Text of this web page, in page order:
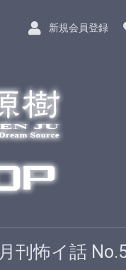
新規会員登録
月刊怖イ話